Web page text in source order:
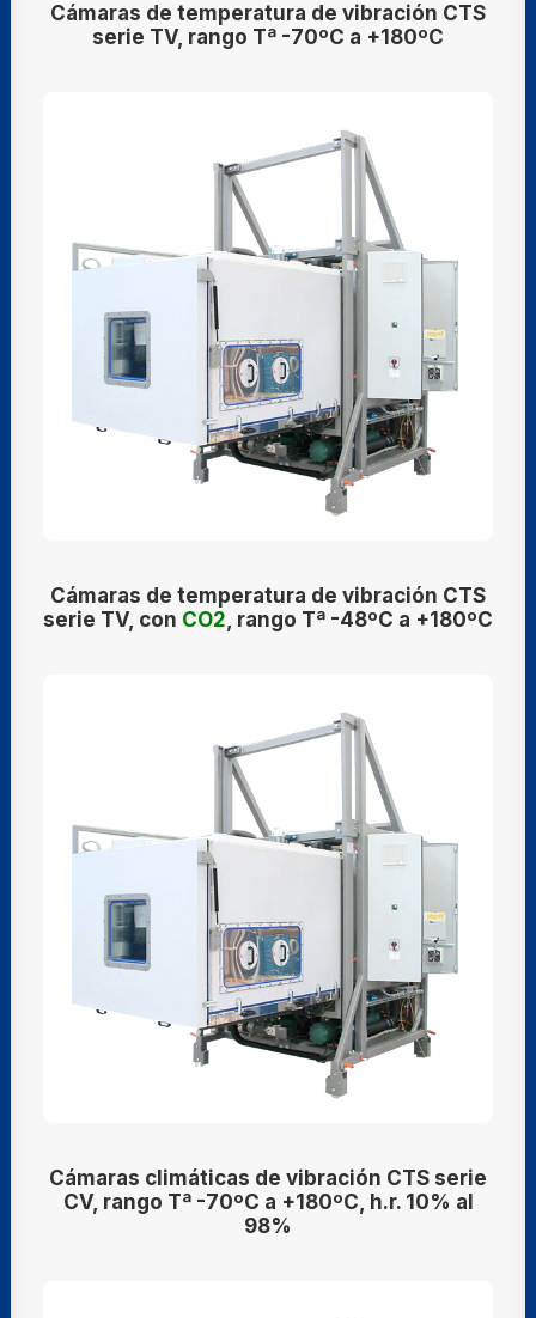
Cámaras de temperatura de vibración CTS
serie TV, rango Tª -70ºC a +180ºC
Cámaras de temperatura de vibración CTS
serie TV, con CO2, rango Tª -48ºC a +180ºC
Cámaras climáticas de vibración CTS serie
CV, rango Tª -70ºC a +180ºC, h.r. 10% al
98%